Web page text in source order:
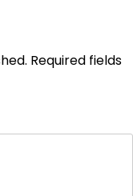
Required fields